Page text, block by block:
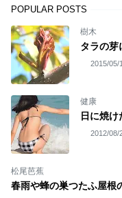
POPULAR POSTS
樹木
タラの芽
2015/05/
健康
日に焼
2012/08/
松尾芭蕉
春雨や蜂の巣つたふ屋根